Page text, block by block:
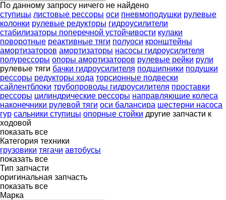
По данному запросу ничего не найдено
ступицы листовые рессоры оси пневмоподушки рулевые
колонки рулевые редукторы гидроусилители
стабилизаторы поперечной устойчивости кулаки
поворотные реактивные тяги полуоси кронштейны
амортизаторов амортизаторы насосы гидроусилителя
полурессоры опоры амортизаторов рулевые рейки рули
рулевые тяги бачки гидроусилителя подшипники подушки
рессоры редукторы хода торсионные подвески
сайлентблоки трубопроводы гидроусилителя проставки
рессоры цилиндрические рессоры направляющие колеса
наконечники рулевой тяги оси балансира шестерни насоса
гур сальники ступицы опорные стойки другие запчасти к
ходовой
показать все
Категория техники
грузовики тягачи автобусы
показать все
Тип запчасти
оригинальная запчасть
показать все
Марка